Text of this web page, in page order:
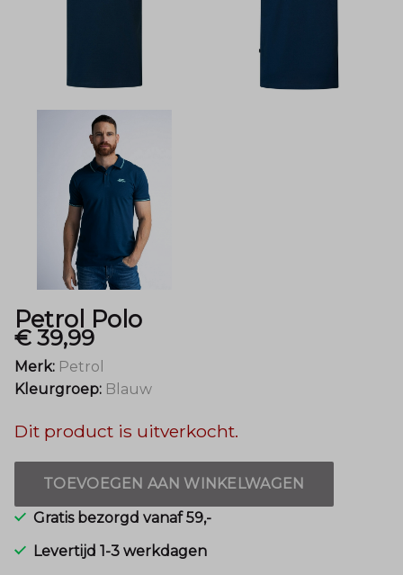
Petrol Polo
€ 39,99
Merk: Petrol
Kleurgroep: Blauw
Dit product is uitverkocht.
TOEVOEGEN AAN WINKELWAGEN
Gratis bezorgd vanaf 59,-
Levertijd 1-3 werkdagen